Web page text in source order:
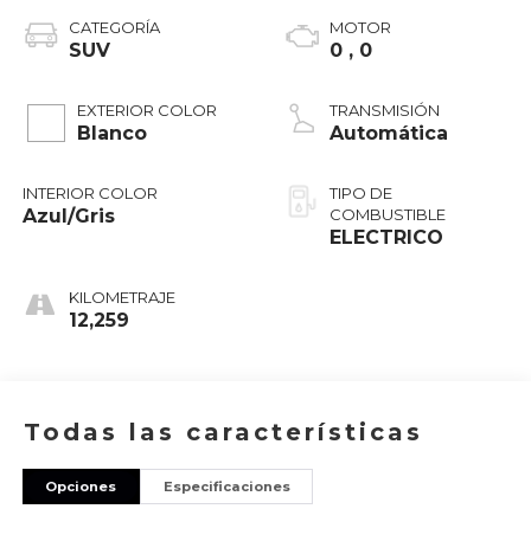
CATEGORÍA
SUV
EXTERIOR COLOR
Blanco
INTERIOR COLOR
Azul/Gris
KILOMETRAJE
12,259
MOTOR
0 , 0
TRANSMISIÓN
Automática
TIPO DE
COMBUSTIBLE
ELECTRICO
Todas las características
Opciones Especificaciones